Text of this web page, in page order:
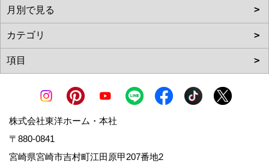
株式会社東洋ホーム・本社
〒880-0841
宮崎県宮崎市吉村町江田原甲207番地2